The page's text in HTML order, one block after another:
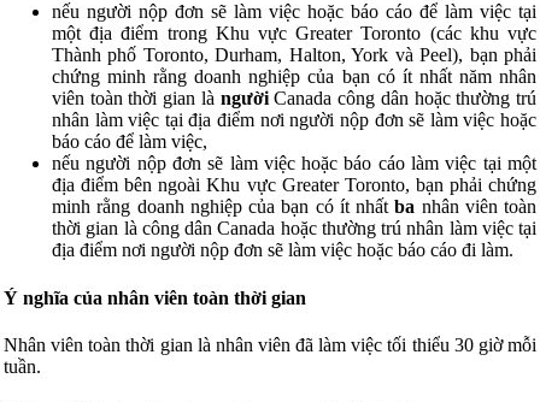
nếu người nộp đơn sẽ làm việc hoặc báo cáo để làm việc tại
một địa điểm trong Khu vực Greater Toronto (các khu vực
Thành phố Toronto, Durham, Halton, York và Peel), bạn phải
chứng minh rằng doanh nghiệp của bạn có ít nhất năm nhân
viên toàn thời gian là ngườiCanada công dân hoặc thường trú
nhân làm việc tại địa điểm nơi người nộp đơn sẽ làm việc hoặc
báo cáo để làm việc,
nếu người nộp đơn sẽ làm việc hoặc báo cáo làm việc tại một
địa điểm bên ngoài Khu vực Greater Toronto, bạn phải chứng
minh rằng doanh nghiệp của bạn có ít nhấtba nhân viên toàn
thời gian là công dân Canada hoặc thường trú nhân làm việc tại
địa điểm nơi người nộp đơn sẽ làm việc hoặc báo cáo đi làm.
Ý nghĩa của nhân viên toàn thời gian
Nhân viên toàn thời gian là nhân viên đã làm việc tối thiểu 30 giờ mỗi
tuần.